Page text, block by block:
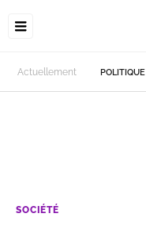
Actuellement POLITIQUE
SOCIÉTÉ